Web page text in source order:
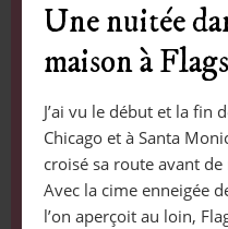
Une nuitée
maison à
J’ai vu le début et la fin
Chicago et à Santa
croisé sa route avant
Avec la cime enneigée
l’on aperçoit au loin,